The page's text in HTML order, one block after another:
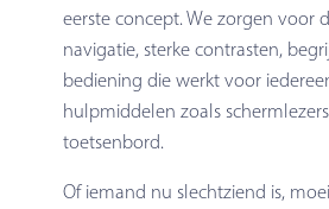
eerste concept. We zorgen voor
navigatie, sterke contrasten,
bediening die werkt voor
hulpmiddelen zoals
toetsenbord.
Of iemand nu slechtziend is,